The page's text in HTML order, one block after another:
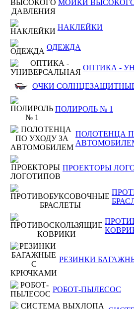
МОЙКИ
НАКЛЕЙКИ
ОДЕЖДА
ОПТИКА -
ОЧКИ
ПОЛИРОЛЬ № 1
ПОЛОТЕНЦА
ПРОЕКТОРЫ
РЕЗИНКИ
РОБОТ-ПЫЛЕСОС